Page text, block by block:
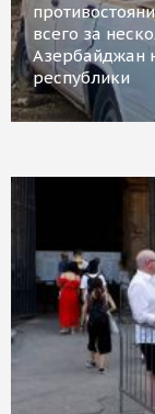
всего за
Азербайджан
республики